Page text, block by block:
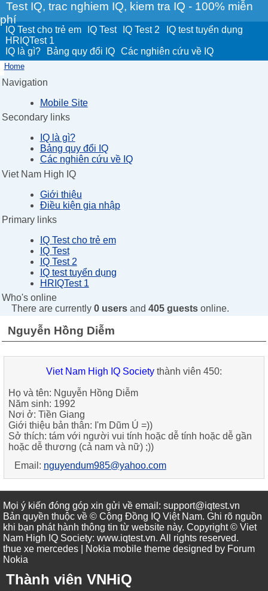
Test IQ, trac nghiem IQ, kiem tra IQ - 100% miễn
phí
IQ Test cho trẻ em IQ Test IQ Test 2
IQ test tuyển dụng
HRIQTest 1
IQ là gì?
Bảng quy đổi IQ Các nghiên cứu về IQ
Home
Navigation
Mobile Site
Secondary links
IQ là gì?
Bảng quy đổi IQ
Các nghiên cứu về IQ
Viet Nam High IQ
Giới thiệu
Điều kiện gia nhập
Primary links
IQ Test cho trẻ em
IQ Test
IQ Test 2
IQ test tuyển dụng
HRIQTest 1
Who's online
There are currently 0 usersand 405 guestsonline.
Nguyễn Hồng Diễm
Viet Nam High IQ Societythành viên 450:
Họ và tên: Nguyễn Hồng Diễm
Năm sinh: 1992
Nơi ở: Tiền Giang
Giới thiệu bản thân: I'm Dũm Ú =))
Sở thích: tám với người vui tính hoặc dễ tính hoặc dễ gần
hoặc dễ thương (cả nam và nữ) ;))
Email: nguyendum985@yahoo.com
Mọi ý kiến đóng góp xin gửi về email: support@iqtest.vn
Bản quyền thuộc về © Cộng Đồng IQ Việt Nam. Ghi rõ nguồn
khi bạn phát hành thông tin từ website này. Copyright © Viet
Nam High IQ Society: www.iqtest.vn. All rights reserved.
thue xe mercedes | Nokia mobile theme designed by Forum
Nokia
Thành viên VNHiQ